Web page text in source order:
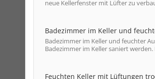
neue Kellerfenster mit Lüfter zu
Badezimmer im Keller und
Badezimmer im Keller und feuchter
Badezimmer im Keller saniert
Feuchten Keller mit Lüftungen